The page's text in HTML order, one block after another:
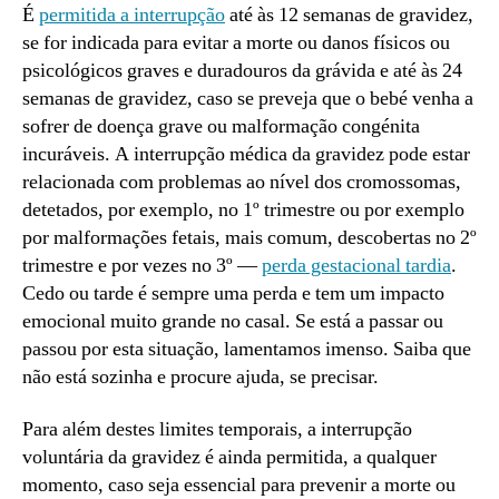
É permitida a interrupçãoaté às 12 semanas de gravidez,
se for indicada para evitar a morte ou danos físicos ou
psicológicos graves e duradouros da grávida e até às 24
semanas de gravidez, caso se preveja que o bebé venha a
sofrer de doença grave ou malformação congénita
incuráveis. A interrupção médica da gravidez pode estar
relacionada com problemas ao nível dos cromossomas,
detetados, por exemplo, no 1º trimestre ou por exemplo
por malformações fetais, mais comum, descobertas no 2º
trimestre e por vezes no 3º —perda gestacional tardia.
Cedo ou tarde é sempre uma perda e tem um impacto
emocional muito grande no casal. Se está a passar ou
passou por esta situação, lamentamos imenso. Saiba que
não está sozinha e procure ajuda, se precisar.
Para além destes limites temporais, a interrupção
voluntária da gravidez é ainda permitida, a qualquer
momento, caso seja essencial para prevenir a morte ou